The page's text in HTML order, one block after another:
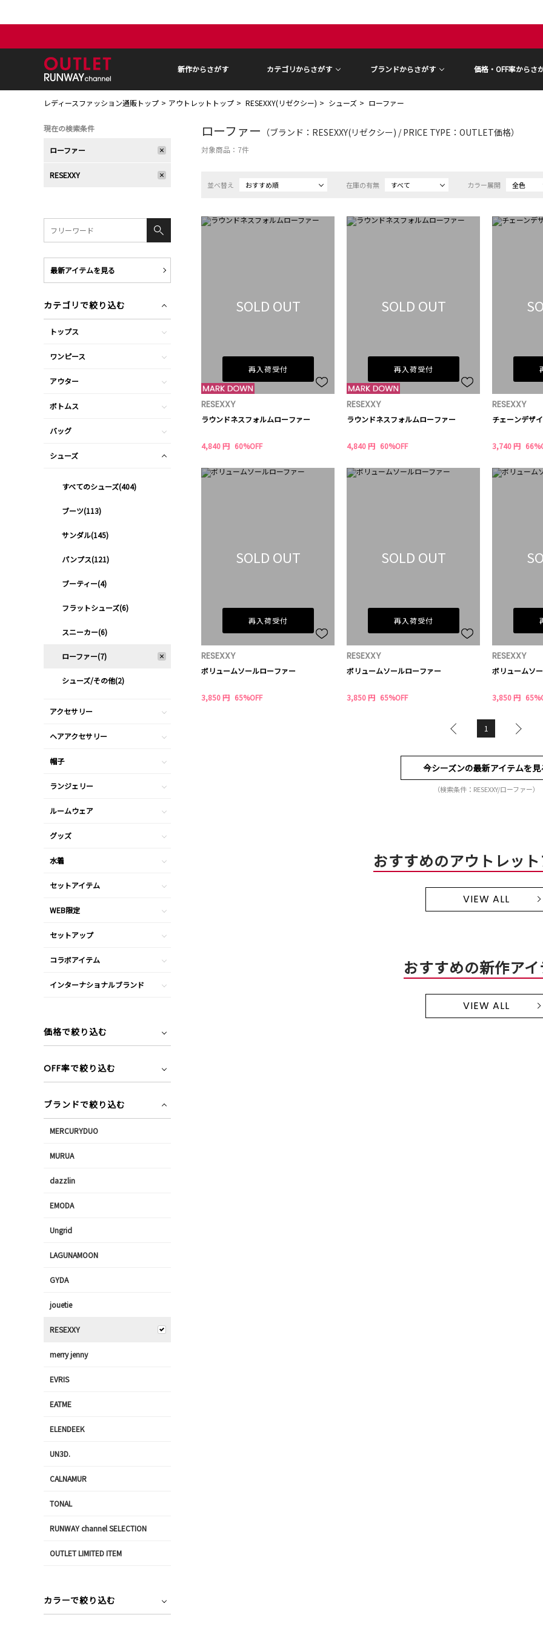
新作からさがす カテゴリからさがす ブランドからさがす 価格・OFF率からさ
レディースファッション通販トップ アウトレットトップ RESEXXY(リゼクシー) シューズ ローファー
ローファー （ブランド：RESEXXY(リゼクシー) / PRICE TYPE：OUTLET価格）
対象商品： 7件
並べ替え おすすめ順 在庫の有無 すべて カラー展開 全色
SOLD OUT
再入荷受付
RESEXXY
ラウンドネスフォルムローファー
4,840 円 60%OFF
SOLD OUT
再入荷受付
RESEXXY
ラウンドネスフォルムローファー
4,840 円 60%OFF
RESEXXY
チェーンデザ
3,740 円
SOLD OUT
再入荷受付
RESEXXY
ボリュームソールローファー
3,850 円 65%OFF
SOLD OUT
再入荷受付
RESEXXY
ボリュームソールローファー
3,850 円 65%OFF
RESEXXY
ボリュームソ
3,850 円
1
今シーズンの最新アイテムを見
（検索条件：RESEXXY/ローファー）
おすすめのアウトレッ
VIEW ALL
おすすめの新作ア
VIEW ALL
現在の検索条件
ローファー
RESEXXY
最新アイテムを見る
カテゴリで絞り込む
トップス
ワンピース
アウター
ボトムス
バッグ
シューズ
すべてのシューズ(404)
ブーツ(113)
サンダル(145)
パンプス(121)
ブーティー(4)
フラットシューズ(6)
スニーカー(6)
ローファー(7)
シューズ/その他(2)
アクセサリー
ヘアアクセサリー
帽子
ランジェリー
ルームウェア
グッズ
水着
セットアイテム
WEB限定
セットアップ
コラボアイテム
インターナショナルブランド
価格で絞り込む
OFF率で絞り込む
ブランドで絞り込む
MERCURYDUO
MURUA
dazzlin
EMODA
Ungrid
LAGUNAMOON
GYDA
jouetie
RESEXXY
merry jenny
EVRIS
EATME
ELENDEEK
UN3D.
CALNAMUR
TONAL
RUNWAY channel SELECTION
OUTLET LIMITED ITEM
カラーで絞り込む